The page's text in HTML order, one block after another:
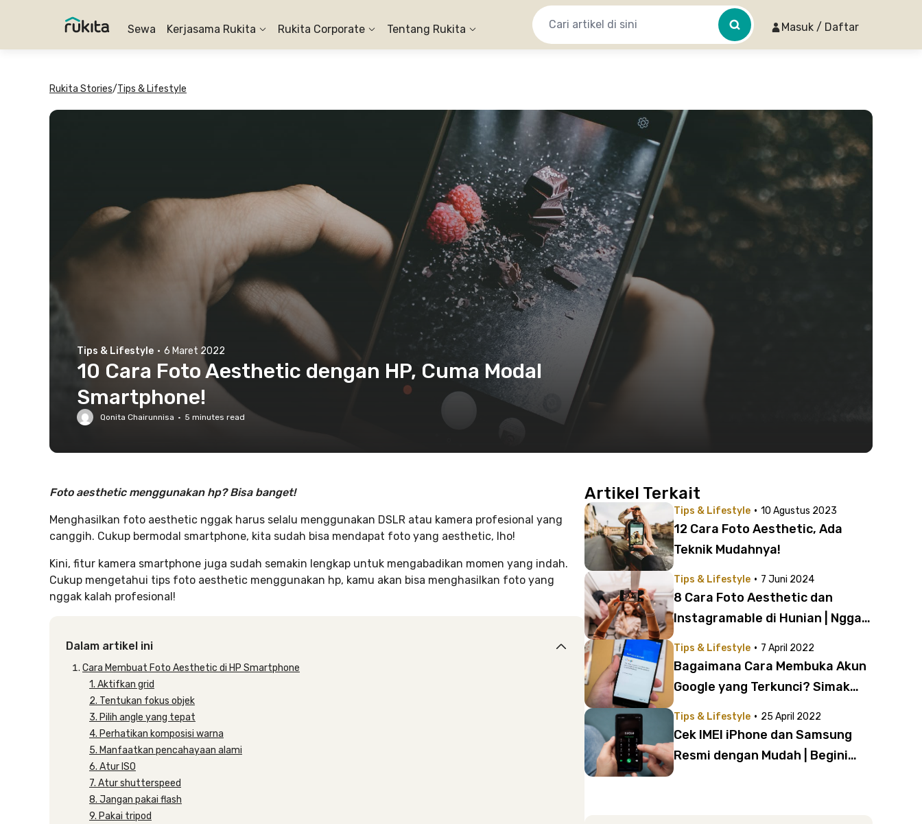
Sewa Kerjasama Rukita Rukita Corporate Tentang Rukita Masuk / Daftar
Rukita Stories/Tips & Lifestyle
Tips & Lifestyle · 6 Maret 2022
10 Cara Foto Aesthetic dengan HP, Cuma Modal
Smartphone!
Qonita Chairunnisa · 5 minutes read
Foto aesthetic menggunakan hp? Bisa banget!
Menghasilkan foto aesthetic nggak harus selalu menggunakan DSLR atau kamera profesional yang
canggih. Cukup bermodal smartphone, kita sudah bisa mendapat foto yang aesthetic, lho!
Kini, fitur kamera smartphone juga sudah semakin lengkap untuk mengabadikan momen yang indah.
Cukup mengetahui tips foto aesthetic menggunakan hp, kamu akan bisa menghasilkan foto yang
nggak kalah profesional!
Dalam artikel ini
Cara Membuat Foto Aesthetic di HP Smartphone
1. Aktifkan grid
2. Tentukan fokus objek
3. Pilih angle yang tepat
4. Perhatikan komposisi warna
5. Manfaatkan pencahayaan alami
6. Atur ISO
7. Atur shutterspeed
8. Jangan pakai flash
9. Pakai tripod
Artikel Terkait
Tips & Lifestyle · 10 Agustus 2023
12 Cara Foto Aesthetic, Ada
Teknik Mudahnya!
Tips & Lifestyle · 7 Juni 2024
8 Cara Foto Aesthetic dan
Instagramable di Hunian | Nggak
Tips & Lifestyle · 7 April 2022
Bagaimana Cara Membuka Akun
Google yang Terkunci? Simak
Tips & Lifestyle · 25 April 2022
Cek IMEI iPhone dan Samsung
Resmi dengan Mudah | Begini